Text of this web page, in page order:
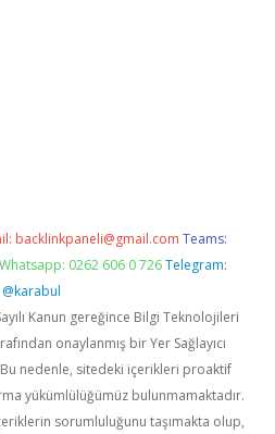
backlinkpaneli@gmail.com Teams:
Whatsapp: 0262 606 0 726 Telegram:
@karabul
Kanun gereğince Bilgi Teknolojileri
onaylanmış bir Yer Sağlayıcı
nedenle, sitedeki içerikleri proaktif
yükümlülüğümüz bulunmamaktadır.
sorumluluğunu taşımakta olup,